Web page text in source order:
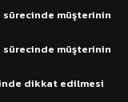
sürecinde müşterinin
sürecinde müşterinin
dikkat edilmesi